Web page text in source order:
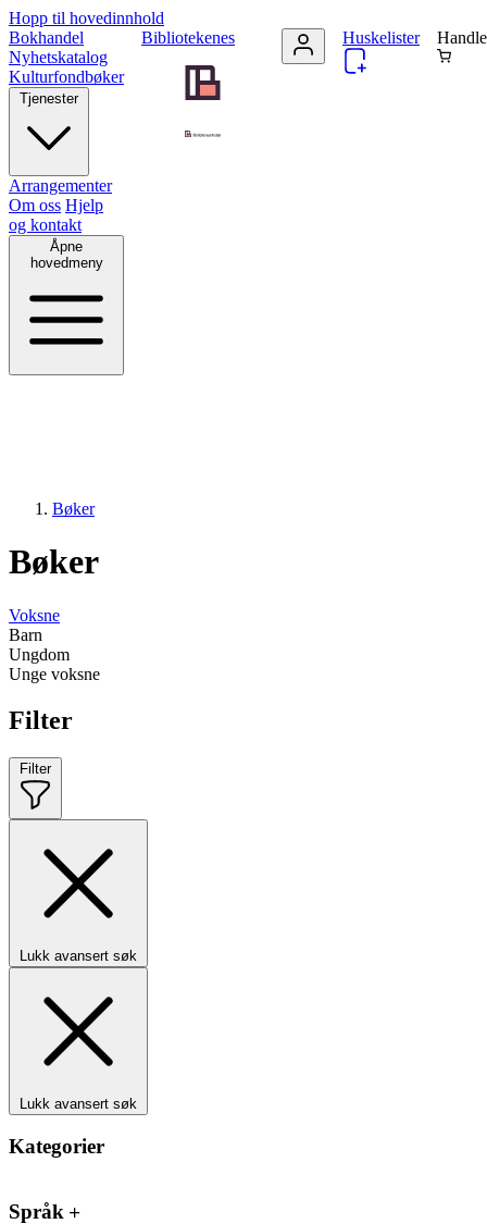
Hopp til hovedinnhold
Bibliotekenes
Bokhandel
Nyhetskatalog
Kulturfondbøker
Tjenester
Arrangementer
Om oss Hjelp
og kontakt
Åpne
hovedmeny
Huskelister
Bøker
Bøker
Voksne
Barn
Ungdom
Unge voksne
Filter
Filter
Lukk avansert søk
Lukk avansert søk
Kategorier
Språk